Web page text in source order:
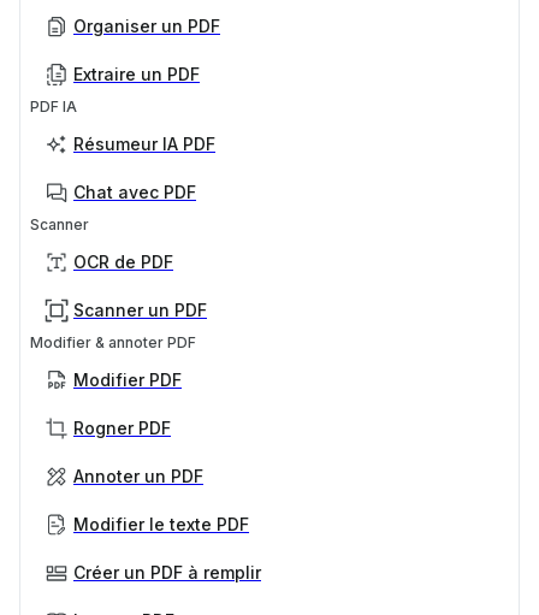
Organiser un PDF
Extraire un PDF
PDF IA
Résumeur IA PDF
Chat avec PDF
Scanner
OCR de PDF
Scanner un PDF
Modifier & annoter PDF
Modifier PDF
Rogner PDF
Annoter un PDF
Modifier le texte PDF
Créer un PDF à remplir